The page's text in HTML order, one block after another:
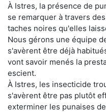
À Istres, la présence de
se remarquer à travers
taches noires qu'elles
Nous gérons une équipe
s'avèrent être déjà
vont savoir menés la
escient.
À Istres, les insecticide
s'avèrent être pas plutôt
exterminer les punaises